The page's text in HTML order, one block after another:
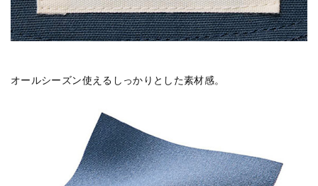
オールシーズン使えるしっかりとした素材感。